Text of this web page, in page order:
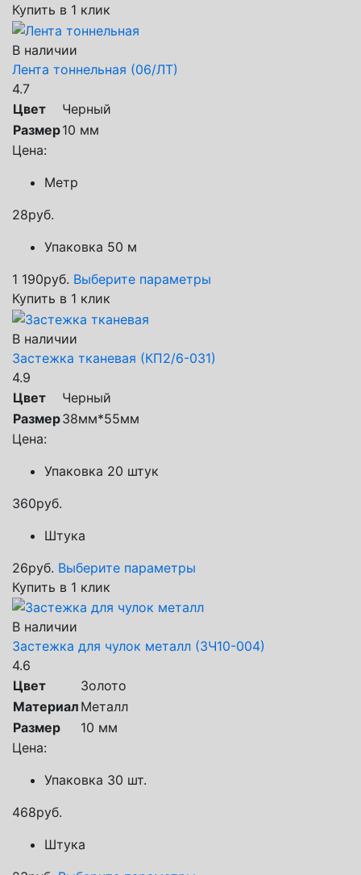
Купить в 1 клик
В наличии
Лента тоннельная (06/ЛТ)
4.7
Цвет
Черный
Размер10 мм
Цена:
Метр
28руб.
Упаковка 50 м
1 190руб. Выберите параметры
Купить в 1 клик
В наличии
Застежка тканевая (КП2/6-031)
4.9
Цвет
Черный
Размер38мм*55мм
Цена:
Упаковка 20 штук
360руб.
Штука
26руб. Выберите параметры
Купить в 1 клик
В наличии
Застежка для чулок металл (ЗЧ10-004)
4.6
Цвет
Золото
Материал Металл
Размер
10 мм
Цена:
Упаковка 30 шт.
468руб.
Штука